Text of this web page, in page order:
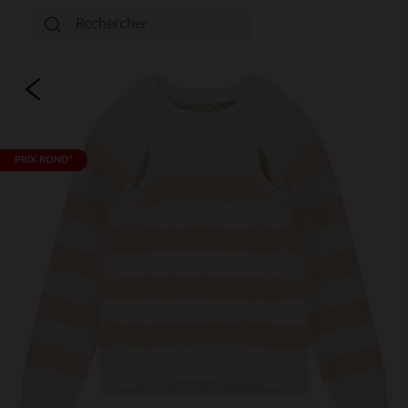
PRIX ROND*